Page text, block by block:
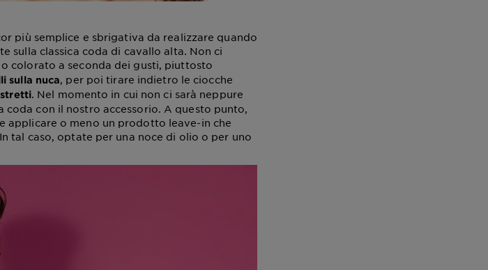
più semplice e sbrigativa da realizzare quando
sulla classica coda di cavallo alta. Non ci
o colorato a seconda dei gusti, piuttosto
sulla nuca, per poi tirare indietro le ciocche
. Nel momento in cui non ci sarà neppure
con il nostro accessorio. A questo punto,
applicare o meno un prodotto leave-in che
tal caso, optate per una noce di olio o per uno